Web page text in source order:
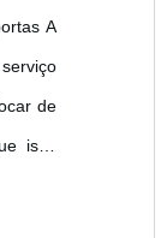
A
de
isso
uma